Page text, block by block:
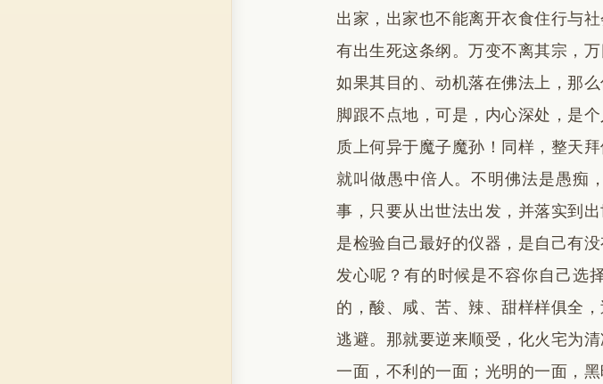
出家，出家也不能离开衣食住行与
有出生死这条纲。万变不离其宗，
如果其目的、动机落在佛法上，那
脚跟不点地，可是，内心深处，是
质上何异于魔子魔孙！同样，整天
就叫做愚中倍人。不明佛法是愚痴
事，只要从出世法出发，并落实到
是检验自己最好的仪器，是自己有
发心呢？有的时候是不容你自己选
的，酸、咸、苦、辣、甜样样俱全
逃避。那就要逆来顺受，化火宅为
一面，不利的一面；光明的一面，